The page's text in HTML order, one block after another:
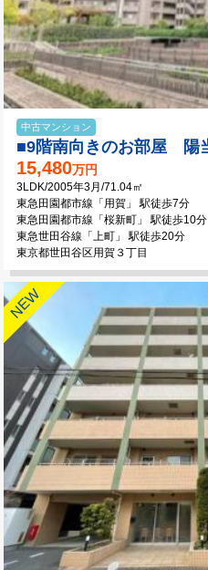
中古マンション
15,480万円
3LDK/2005年3月/71.04㎡
東急田園都市線「用賀」 駅徒歩7分
東急田園都市線「桜新町」 駅徒歩10分
東急世田谷線「上町」 駅徒歩20分
東京都世田谷区用賀３丁目